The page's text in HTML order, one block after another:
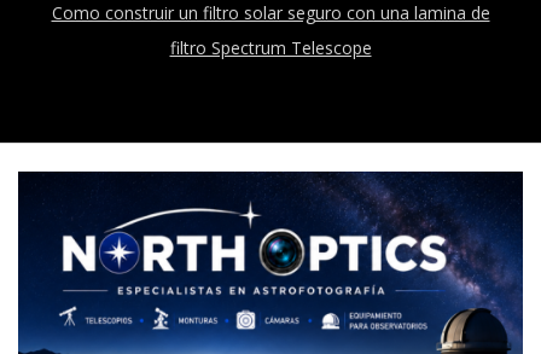
Como construir un filtro solar seguro con una lamina de
filtro Spectrum Telescope